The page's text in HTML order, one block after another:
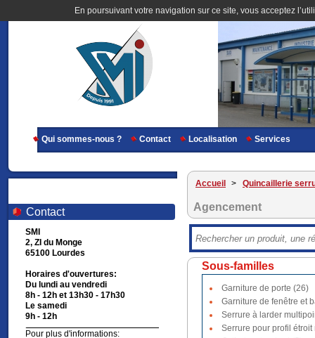
En poursuivant votre navigation sur ce site, vous acceptez
Qui sommes-nous ? Contact Localisation Services
Contact
SMI
2, ZI du Monge
65100 Lourdes
Horaires d'ouvertures:
Du lundi au vendredi
8h - 12h et 13h30 - 17h30
Le samedi
9h - 12h
Pour plus d'informations:
Accueil > Quincaillerie
Agencement
Sous-familles
Garniture de porte (26)
Garniture de fenêtre et
Serrure à larder
Serrure pour profil étroit